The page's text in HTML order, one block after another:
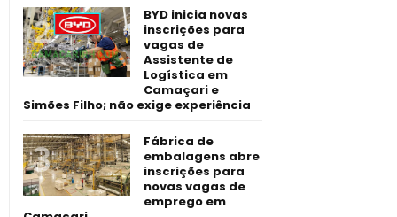
BYD inicia novas
inscrições para
vagas de
Assistente de
Logística em
Camaçari e
Simões Filho; não exige experiência
Fábrica de
embalagens abre
inscrições para
novas vagas de
emprego em